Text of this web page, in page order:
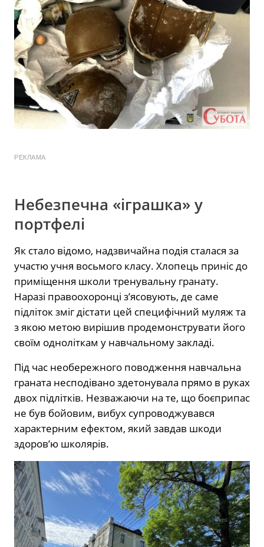
РЕКЛАМА
Небезпечна «іграшка» у
портфелі
Як стало відомо, надзвичайна подія сталася за
участю учня восьмого класу. Хлопець приніс до
приміщення школи тренувальну гранату.
Наразі правоохоронці з’ясовують, де саме
підліток зміг дістати цей специфічний муляж та
з якою метою вирішив продемонструвати його
своїм одноліткам у навчальному закладі.
Під час необережного поводження навчальна
граната несподівано здетонувала прямо в руках
двох підлітків. Незважаючи на те, що боєприпас
не був бойовим, вибух супроводжувався
характерним ефектом, який завдав шкоди
здоров’ю школярів.